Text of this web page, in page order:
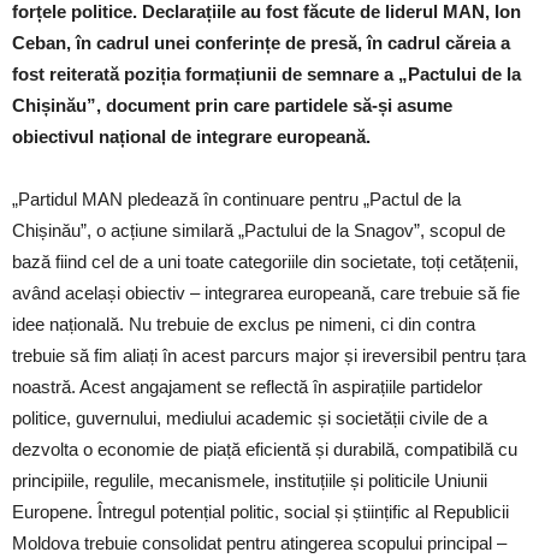
forțele politice. Declarațiile au fost făcute de liderul MAN, Ion
Ceban, în cadrul unei conferințe de presă, în cadrul căreia a
fost reiterată poziția formațiunii de semnare a „Pactului de la
Chișinău”, document prin care partidele să-și asume
obiectivul național de integrare europeană.
„Partidul MAN pledează în continuare pentru „Pactul de la
Chișinău”, o acțiune similară „Pactului de la Snagov”, scopul de
bază fiind cel de a uni toate categoriile din societate, toți cetățenii,
având același obiectiv – integrarea europeană, care trebuie să fie
idee națională. Nu trebuie de exclus pe nimeni, ci din contra
trebuie să fim aliați în acest parcurs major și ireversibil pentru țara
noastră. Acest angajament se reflectă în aspirațiile partidelor
politice, guvernului, mediului academic și societății civile de a
dezvolta o economie de piață eficientă și durabilă, compatibilă cu
principiile, regulile, mecanismele, instituțiile și politicile Uniunii
Europene. Întregul potențial politic, social și științific al Republicii
Moldova trebuie consolidat pentru atingerea scopului principal –